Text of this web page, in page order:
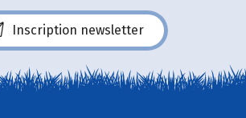
Inscription newsletter